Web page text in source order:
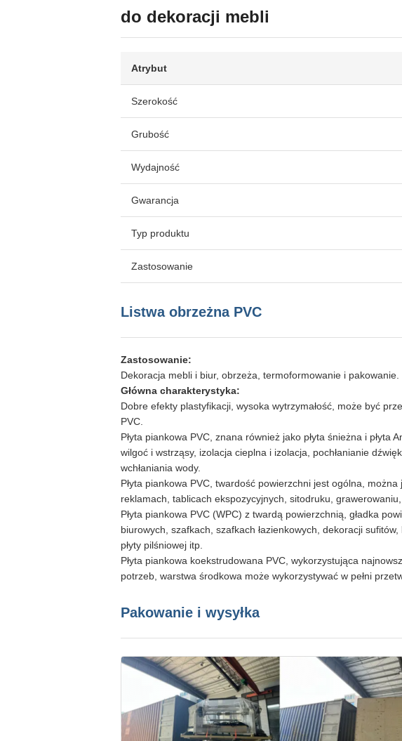
do dekoracji mebli
Atrybut
Szerokość
Grubość
Wydajność
Gwarancja
Typ produktu
Zastosowanie
Listwa obrzeżna PVC
Zastosowanie:
Dekoracja mebli i biur, obrzeża, termoformowanie i
Główna charakterystyka:
Dobre efekty plastyfikacji, wysoka wytrzymałość, może być
PVC.
Płyta piankowa PVC, znana również jako płyta śnieżna i
wilgoć i wstrząsy, izolacja cieplna i izolacja, pochłanianie
wchłaniania wody.
Płyta piankowa PVC, twardość powierzchni jest ogólna,
reklamach, tablicach ekspozycyjnych, sitodruku,
Płyta piankowa PVC (WPC) z twardą powierzchnią, gładka
biurowych, szafkach, szafkach łazienkowych, dekoracji
płyty pilśniowej itp.
Płyta piankowa koekstrudowana PVC, wykorzystująca
potrzeb, warstwa środkowa może wykorzystywać w pełni
Pakowanie i wysyłka